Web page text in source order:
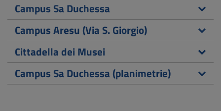
Campus Sa Duchessa
Campus Aresu (Via S. Giorgio)
Cittadella dei Musei
Campus Sa Duchessa (planimetrie)